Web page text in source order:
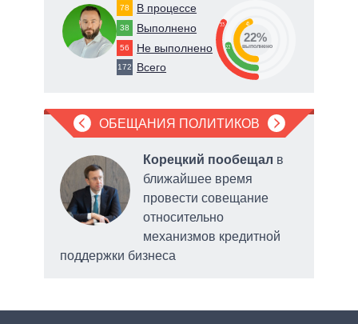
78 В процессе
38 Выполнено
56 Не выполнено
172 Всего
33
22
45
22%
выполнено
ОБЕЩАНИЯ ПОЛИТИКОВ
Корецкий пообещал в
ближайшее время
провести совещание
относительно
механизмов кредитной
поддержки бизнеса